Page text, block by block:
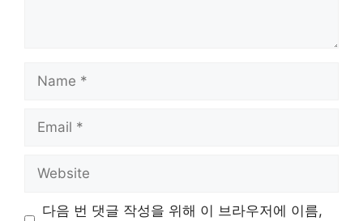
다음 번 댓글 작성을 위해 이 브라우저에 이름,